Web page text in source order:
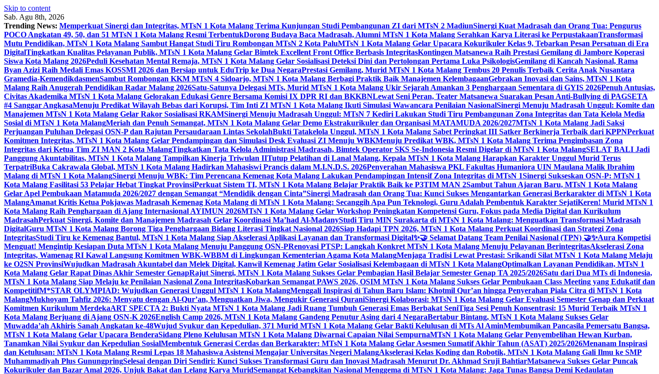
Skip to content
Sab. Agu 8th, 2026
Trending News: Memperkuat Sinergi dan Integritas, MTsN 1 Kota Malang Terima Kunjungan Studi Pembangunan ZI dari MTsN 2 MadiunSinergi Kuat Madrasah dan Orang Tua: Pengurus
POCO Angkatan 49, 50, dan 51 MTsN 1 Kota Malang Resmi TerbentukDorong Budaya Baca Madrasah, Alumni MTsN 1 Kota Malang Serahkan Karya Literasi ke PerpustakaanTransformasi
Mutu Pendidikan, MTsN 1 Kota Malang Sambut Hangat Studi Tiru Rombongan MTsN 2 Kota PaluMTsN 1 Kota Malang Gelar Upacara Kokurikuler Kelas 9, Tebarkan Pesan Persatuan di Era
DigitalTingkatkan Kualitas Pelayanan Publik, MTsN 1 Kota Malang Gelar Bimtek Excellent Front Office Berbasis IntegritasKontingen Matsanewa Raih Prestasi Gemilang di Jambore Koperasi
Siswa Kota Malang 2026Peduli Kesehatan Mental Remaja, MTsN 1 Kota Malang Gelar Sosialisasi Deteksi Dini dan Pertolongan Pertama Luka PsikologisGemilang di Kancah Nasional, Rama
Byan Azizi Raih Medali Emas KOSSMI 2026 dan Bersiap untuk EduTrip ke Dua NegaraPrestasi Gemilang, Murid MTsN 1 Kota Malang Tembus 20 Penulis Terbaik Cerita Anak Nusantara
Gramedia-KemendikdasmenSambut Rombongan KKM MTsN 4 Sidoarjo, MTsN 1 Kota Malang Berbagi Praktik Baik Manajemen KelembagaanGebrakan Inovasi dan Sains, MTsN 1 Kota
Malang Raih Anugerah Pendidikan Radar Malang 2026Satu-Satunya Delegasi MTs, Murid MTsN 1 Kota Malang Ukir Sejarah Amankan 3 Penghargaan Sementara di GYIS 2026Penuh Antusias,
Civitas Akademika MTsN 1 Kota Malang Gelorakan Edukasi Genre Bersama Komisi IX DPR RI dan BKKBNLewat Seni Peran, Teater Matsanewa Suarakan Pesan Anti-Bullying di PAGSETA
#4 Sanggar AngkasaMenuju Predikat Wilayah Bebas dari Korupsi, Tim Inti ZI MTsN 1 Kota Malang Ikuti Simulasi Wawancara Penilaian NasionalSinergi Menuju Madrasah Unggul: Komite dan
Manajemen MTsN 1 Kota Malang Gelar Rakor Sosialisasi RKAMSinergi Menuju Madrasah Unggul: MTsN 7 Kediri Lakukan Studi Tiru Pembangunan Zona Integritas dan Tata Kelola Media
Sosial di MTsN 1 Kota MalangMeriah dan Penuh Semangat, MTsN 1 Kota Malang Gelar Demo Ekstrakurikuler dan Organisasi MATAMUDA 2026/2027MTsN 1 Kota Malang Jadi Saksi
Perjuangan Puluhan Delegasi OSN-P dan Rajutan Persaudaraan Lintas SekolahBukti Tatakelola Unggul, MTsN 1 Kota Malang Sabet Peringkat III Satker Berkinerja Terbaik dari KPPNPerkuat
Komitmen Integritas, MTsN 1 Kota Malang Gelar Pendampingan dan Simulasi Desk Evaluasi ZI Menuju WBKMenuju Predikat WBK, MTsN 1 Kota Malang Terima Pengimbasan Zona
Integritas dari Ketua Tim ZI MAN 2 Kota MalangTingkatkan Tata Kelola Administrasi Madrasah, Bimtek Operator SKS Se-Indonesia Resmi Digelar di MTsN 1 Kota MalangSELAT BALI Jadi
Panggung Akuntabilitas, MTsN 1 Kota Malang Tampilkan Kinerja Triwulan IITutup Pelatihan di Lanal Malang, Kepala MTsN 1 Kota Malang Harapkan Karakter Unggul Murid Terus
TerpatriBuka Cakrawala Global, MTsN 1 Kota Malang Hadirkan Mahasiswi Prancis dalam M.I.N.D.S. 2026Penyerahan Mahasiswa PKL Fakultas Humaniora UIN Maulana Malik Ibrahim
Malang di MTsN 1 Kota MalangSinergi Menuju WBK: Tim Perencana Kemenag Kota Malang Lakukan Pendampingan Intensif Zona Integritas di MTsN 1Sinergi Sukseskan OSN-P: MTsN 1
Kota Malang Fasilitasi 53 Pelajar Hebat Tingkat ProvinsiPerkuat Sistem TI, MTsN 1 Kota Malang Belajar Praktik Baik ke P3TIM MAN 2Sambut Tahun Ajaran Baru, MTsN 1 Kota Malang
Gelar Apel Pembukaan Matamuda 2026/2027 dengan Semangat “Mendidik dengan Cinta”Sinergi Madrasah dan Orang Tua: Kunci Sukses Mengantarkan Generasi Berkarakter di MTsN 1 Kota
MalangAmanat Kritis Ketua Pokjawas Madrasah Kemenag Kota Malang di MTsN 1 Kota Malang: Secanggih Apa Pun Teknologi, Guru Adalah Pembentuk Karakter SejatiKeren! Murid MTsN 1
Kota Malang Raih Penghargaan di Ajang Internasional AYIMUN 2026MTsN 1 Kota Malang Gelar Workshop Peningkatan Kompetensi Guru, Fokus pada Media Digital dan Kurikulum
MadrasahPerkuat Sinergi, Komite dan Manajemen Madrasah Gelar Koordinasi Ma’had Al-MadanyStudi Tiru MIN Surakarta di MTsN 1 Kota Malang: Menguatkan Transformasi Madrasah
DigitalGuru MTsN 1 Kota Malang Borong Tiga Penghargaan Bidang Literasi Tingkat Nasional 2026Siap Hadapi TPN 2026, MTsN 1 Kota Malang Perkuat Koordinasi dan Strategi Zona
IntegritasStudi Tiru ke Kemenag Bantul, MTsN 1 Kota Malang Siap Akselerasi Aplikasi Layanan dan Transformasi Digital✨🤝 Selamat Datang Team Penilai Nasional (TPN) 🤝✨Aura Kompetisi
Menguat! Mengintip Kesiapan Duta MTsN 1 Kota Malang Menuju Panggung OSN-PRenovasi PTSP: Langkah Konkret MTsN 1 Kota Malang Menuju Pelayanan BerintegritasAkselerasi Zona
Integritas, Wamenag RI Kawal Langsung Komitmen WBK-WBBM di Lingkungan Kementerian Agama Kota MalangMenjaga Tradisi Lewat Prestasi: Srikandi Silat MTsN 1 Kota Malang Melaju
ke O2SN ProvinsiWujudkan Madrasah Akuntabel dan Melek Digital, Kanwil Kemenag Jatim Gelar Sosialisasi Kelembagaan di MTsN 1 Kota MalangOptimalkan Layanan Pendidikan, MTsN 1
Kota Malang Gelar Rapat Dinas Akhir Semester GenapRajut Sinergi, MTsN 1 Kota Malang Sukses Gelar Pembagian Hasil Belajar Semester Genap TA 2025/2026Satu dari Dua MTs di Indonesia,
MTsN 1 Kota Malang Siap Melaju ke Penilaian Nasional Zona IntegritasKobarkan Semangat PAWS 2026, OSIM MTsN 1 Kota Malang Sukses Gelar Pembukaan Class Meeting yang Edukatif dan
KompetitifM*STAR OLYMPIAD: Wujudkan Generasi Unggul MTsN 1 Kota MalangMenggali Inspirasi di Tahun Baru Islam: Khotmil Qur’an hingga Penyerahan Piala Citra di MTsN 1 Kota
MalangMukhoyam Tahfiz 2026: Menyatu dengan Al-Qur’an, Menguatkan Jiwa, Mengukir Generasi QuraniSinergi Kolaborasi: MTsN 1 Kota Malang Gelar Evaluasi Semester Genap dan Perkuat
Komitmen Kurikulum MerdekaART SPECTA 2: Bukti Nyata MTsN 1 Kota Malang Jadi Ruang Tumbuh Generasi Emas Berbakat SeniTiga Sesi Penuh Konsentrasi: 15 Murid Terbaik MTsN 1
Kota Malang Berjuang di Ajang OSN-K 2026English Camp 2026, MTsN 1 Kota Malang Gandeng Penutur Asing dari 4 NegaraBertabur Bintang, MTsN 1 Kota Malang Sukses Gelar
Muwadda’ah Akhiris Sanah Angkatan ke-48Wujud Syukur dan Kepedulian, 371 Murid MTsN 1 Kota Malang Gelar Bakti Kelulusan di MTs Al AminMembumikan Pancasila Pemersatu Bangsa,
MTsN 1 Kota Malang Gelar Upacara BenderaSidang Pleno Kelulusan MTsN 1 Kota Malang Diwarnai Capaian Nilai SempurnaMTsN 1 Kota Malang Gelar Penyembelihan Hewan Kurban,
Tanamkan Nilai Syukur dan Kepedulian SosialMembentuk Generasi Cerdas dan Berkarakter: MTsN 1 Kota Malang Gelar Asesmen Sumatif Akhir Tahun (ASAT) 2025/2026Menanam Inspirasi
dan Ketulusan: MTsN 1 Kota Malang Resmi Lepas 18 Mahasiswa Asistensi Mengajar Universitas Negeri MalangAkselerasi Kelas Koding dan Robotik, MTsN 1 Kota Malang Gali Ilmu ke SMP
Muhammadiyah Plus GunungpringSelesai dengan Diri Sendiri: Kunci Sukses Transformasi Guru dan Inovasi Madrasah Menurut Dr. Akhmad Sruji BahtiarMatsanewa Sukses Gelar Puncak
Kokurikuler dan Bazar Amal 2026, Unjuk Bakat dan Lelang Karya MuridSemangat Kebangkitan Nasional Menggema di MTsN 1 Kota Malang: Jaga Tunas Bangsa Demi Kedaulatan